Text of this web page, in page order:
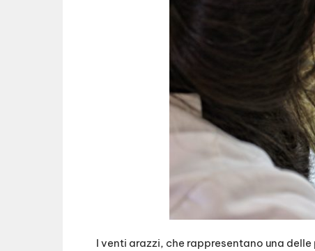
I venti arazzi, che rappresentano una